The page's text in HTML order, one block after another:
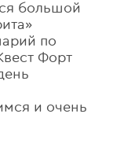
большой
по
Форт
и очень